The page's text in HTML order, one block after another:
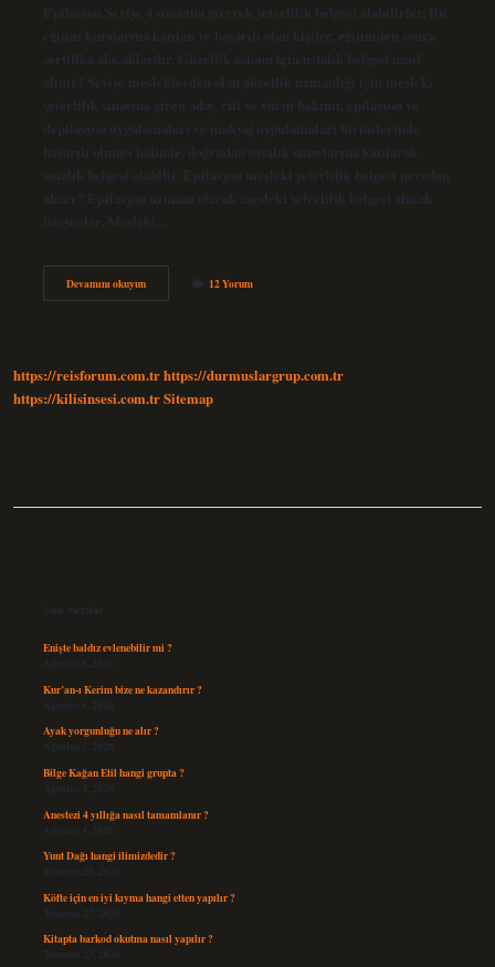
Epilasyon Seviye 4 sınavına girerek yeterlilik belgesi alabilirler. Bu
eğitim kurslarına katılan ve başarılı olan kişiler, eğitimden sonra
sertifika alacaklardır. Güzellik salonu için ustalık belgesi nasıl
alınır? Seviye mesleklerden olan güzellik uzmanlığı için mesleki
yeterlilik sınavına giren aday, cilt ve vücut bakımı, epilasyon ve
depilasyon uygulamaları ve makyaj uygulamaları birimlerinde
başarılı olması halinde, doğrudan ustalık sınavlarına katılarak
ustalık belgesi alabilir. Epilasyon mesleki yeterlilik belgesi nereden
alınır? Epilasyon uzmanı olarak mesleki yeterlilik belgesi almak
isteyenler, Mesleki…
Devamını okuyunLazer
Epilasyon
12 Yorum
https://reisforum.com.trhttps://durmuslargrup.com.tr
https://kilisinsesi.com.trSitemap
Son Yazılar
Enişte baldız evlenebilir mi ?
Ağustos 6, 2026
Kur’an-ı Kerim bize ne kazandırır ?
Ağustos 6, 2026
Ayak yorgunluğu ne alır ?
Ağustos 5, 2026
Bilge Kağan Etil hangi grupta ?
Ağustos 4, 2026
Anestezi 4 yıllığa nasıl tamamlanır ?
Ağustos 4, 2026
Yunt Dağı hangi ilimizdedir ?
Temmuz 29, 2026
Köfte için en iyi kıyma hangi etten yapılır ?
Temmuz 27, 2026
Kitapta barkod okutma nasıl yapılır ?
Temmuz 25, 2026